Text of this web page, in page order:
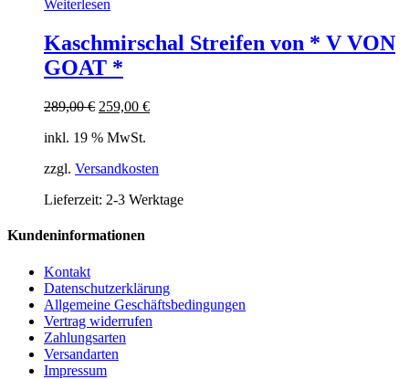
Weiterlesen
Kaschmirschal Streifen von * V VON
GOAT *
289,00€ Ursprünglicher
war:
259,00 €Aktueller
inkl. 19 % MwSt.
zzgl. Versandkosten
Lieferzeit: 2-3 Werktage
Kundeninformationen
Kontakt
Datenschutzerklärung
Allgemeine Geschäftsbedingungen
Vertrag widerrufen
Zahlungsarten
Versandarten
Impressum